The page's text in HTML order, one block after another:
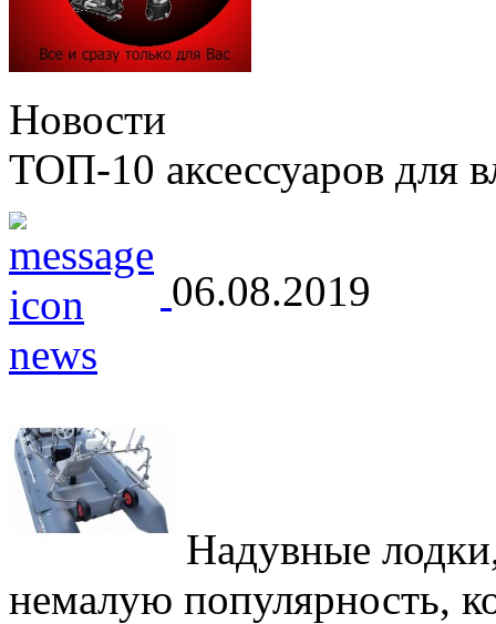
Новости
ТОП-10 аксессуаров для
06.08.2019
Надувные
немалую популярность,